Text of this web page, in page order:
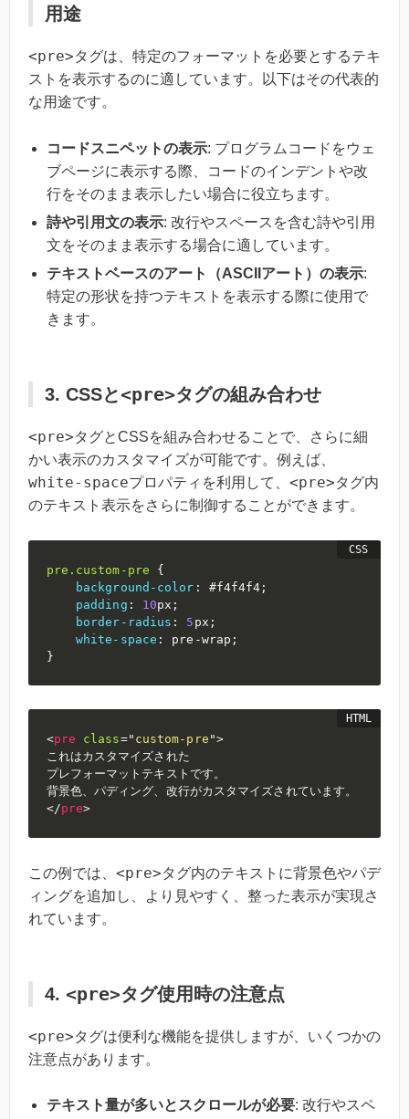
用途
<pre>タグは、特定のフォーマットを必要とするテキ
ストを表示するのに適しています。以下はその代表的
な用途です。
コードスニペットの表示: プログラムコードをウェ
ブページに表示する際、コードのインデントや改
行をそのまま表示したい場合に役立ちます。
詩や引用文の表示: 改行やスペースを含む詩や引用
文をそのまま表示する場合に適しています。
テキストベースのアート（ASCIIアート）の表示:
特定の形状を持つテキストを表示する際に使用で
きます。
3. CSSと<pre>タグの組み合わせ
<pre>タグとCSSを組み合わせることで、さらに細
かい表示のカスタマイズが可能です。例えば、
white-spaceプロパティを利用して、 <pre>タグ内
のテキスト表示をさらに制御することができます。
pre .custom-pre
{
background-color : #f4f4f4 ;
padding : 10px ;
border-radius : 5 px ;
white-space : pre-wrap ;
}
<pre class=" custom-pre ">
これはカスタマイズされた
プレフォーマットテキストです。
</pre>
この例では、 <pre>タグ内のテキストに背景色やパデ
ィングを追加し、より見やすく、整った表示が実現さ
れています。
4. <pre>タグ使用時の注意点
<pre>タグは便利な機能を提供しますが、いくつかの
注意点があります。
テキスト量が多いとスクロールが必要: 改行やスペ